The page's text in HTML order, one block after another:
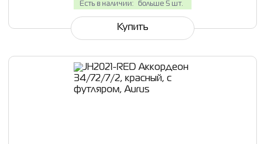
Есть в наличии: больше 5 шт.
Купить